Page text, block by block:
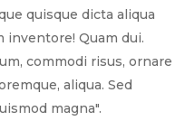
quisque dicta aliqua
inventore! Quam dui.
commodi risus, ornare
aliqua. Sed
magna".